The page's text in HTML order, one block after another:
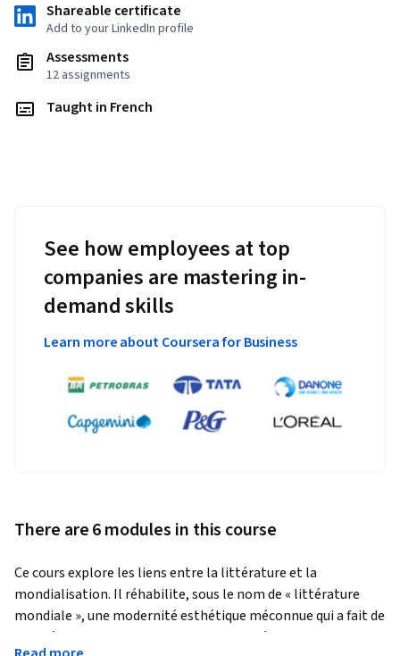
Shareable certificate
Add to your LinkedIn profile
Assessments
12 assignments
Taught in French
See how employees at top
companies are mastering in-
demand skills
Learn more about Coursera for Business
There are 6 modules in this course
Ce cours explore les liens entre la littérature et la
mondialisation. Il réhabilite, sous le nom de « littérature
mondiale », une modernité esthétique méconnue qui a fait de
la littérature un laboratoire critique des échanges culturels.